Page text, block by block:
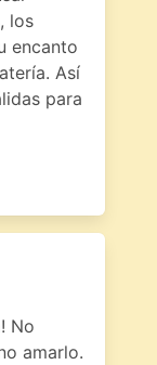
los
encanto
Así
para
No
amarlo.